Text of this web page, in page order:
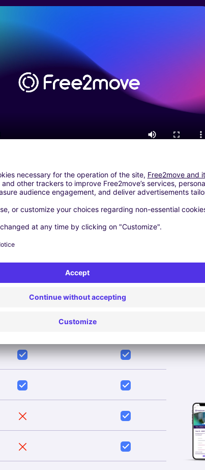
meer functies
van uw vloot en upgrade naar Connect Fleet!
Maintenance Connect Fleet